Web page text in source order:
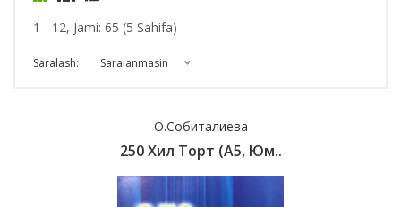
1 - 12, Jami: 65 (5 Sahifa)
Saralash: Saralanmasin
О.Собиталиева
250 Хил Торт (А5, Юм..